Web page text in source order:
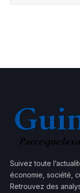
Suivez toute
économie, société,
Retrouvez des